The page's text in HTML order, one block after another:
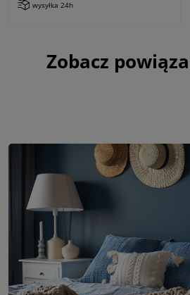
wysyłka 24h
Zobacz